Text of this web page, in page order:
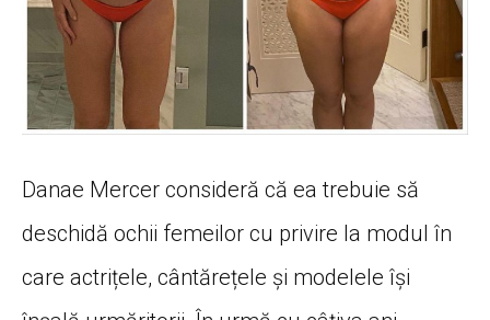
Danae Mercer consideră că ea trebuie să
deschidă ochii femeilor cu privire la modul în
care actrițele, cântărețele și modelele își